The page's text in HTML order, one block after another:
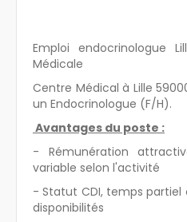
Emploi endocrinologue
Médicale
Centre Médical à Lille
un Endocrinologue (F/H).
Avantages du poste :
- Rémunération
variable selon l'activité
- Statut CDI, temps partiel
disponibilités